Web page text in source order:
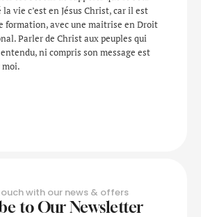
vie c’est en Jésus Christ, car il est
formation, avec une maitrise en Droit
Parler de Christ aux peuples qui
ni compris son message est
moi.
with our news & offers
to Our Newsletter